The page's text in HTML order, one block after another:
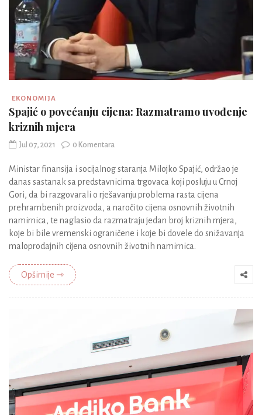
EKONOMIJA
Spajić o povećanju cijena: Razmatramo uvođenje
kriznih mjera
Jul 07, 2021 0 Komentara
Ministar finansija i socijalnog staranja Milojko Spajić, održao je
danas sastanak sa predstavnicima trgovaca koji posluju u Crnoj
Gori, da bi razgovarali o rješavanju problema rasta cijena
prehrambenih proizvoda, a naročito cijena osnovnih životnih
namirnica, te naglasio da razmatraju jedan broj kriznih mjera,
koje bi bile vremenski ograničene i koje bi dovele do snižavanja
maloprodajnih cijena osnovnih životnih namirnica.
Opširnije ⇾